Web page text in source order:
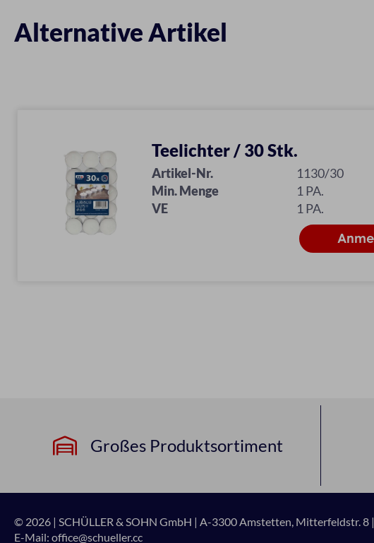
Alternative Artikel
Teelichter / 30 Stk.
Artikel-Nr.
1130/30
Min. Menge
1 PA.
VE
1 PA.
Großes Produktsortiment
© 2026 | SCHÜLLER & SOHN GmbH | A-3300 Amstetten, Mitterfeldstr. 8 |
E-Mail: office@schueller.cc